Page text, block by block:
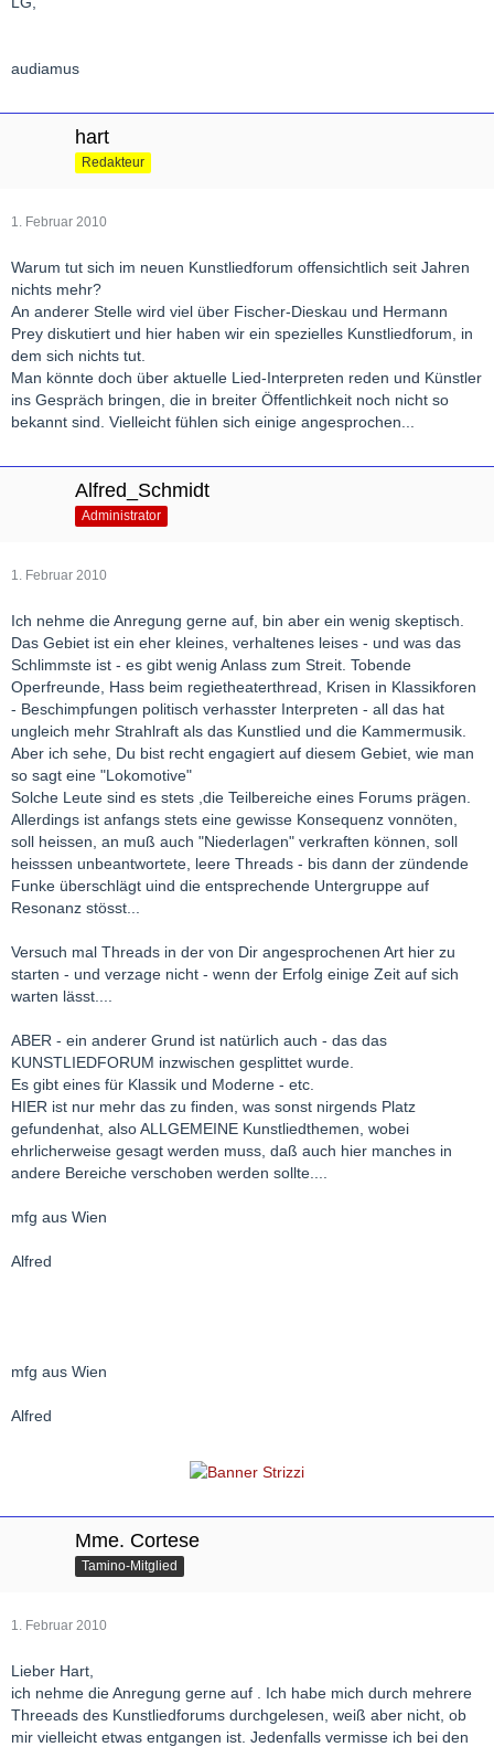
audiamus
hart
Redakteur
1. Februar 2010
Warum tut sich im neuen Kunstliedforum offensichtlich seit Jahren
nichts mehr?
An anderer Stelle wird viel über Fischer-Dieskau und Hermann
Prey diskutiert und hier haben wir ein spezielles Kunstliedforum, in
dem sich nichts tut.
Man könnte doch über aktuelle Lied-Interpreten reden und Künstler
ins Gespräch bringen, die in breiter Öffentlichkeit noch nicht so
bekannt sind. Vielleicht fühlen sich einige angesprochen...
Alfred_Schmidt
Administrator
1. Februar 2010
Ich nehme die Anregung gerne auf, bin aber ein wenig skeptisch.
Das Gebiet ist ein eher kleines, verhaltenes leises - und was das
Schlimmste ist - es gibt wenig Anlass zum Streit. Tobende
Operfreunde, Hass beim regietheaterthread, Krisen in Klassikforen
- Beschimpfungen politisch verhasster Interpreten - all das hat
ungleich mehr Strahlraft als das Kunstlied und die Kammermusik.
Aber ich sehe, Du bist recht engagiert auf diesem Gebiet, wie man
so sagt eine "Lokomotive"
Solche Leute sind es stets ,die Teilbereiche eines Forums prägen.
Allerdings ist anfangs stets eine gewisse Konsequenz vonnöten,
soll heissen, an muß auch "Niederlagen" verkraften können, soll
heisssen unbeantwortete, leere Threads - bis dann der zündende
Funke überschlägt uind die entsprechende Untergruppe auf
Resonanz stösst...
Versuch mal Threads in der von Dir angesprochenen Art hier zu
starten - und verzage nicht - wenn der Erfolg einige Zeit auf sich
warten lässt....
ABER - ein anderer Grund ist natürlich auch - das das
KUNSTLIEDFORUM inzwischen gesplittet wurde.
Es gibt eines für Klassik und Moderne - etc.
HIER ist nur mehr das zu finden, was sonst nirgends Platz
gefundenhat, also ALLGEMEINE Kunstliedthemen, wobei
ehrlicherweise gesagt werden muss, daß auch hier manches in
andere Bereiche verschoben werden sollte....
mfg aus Wien
Alfred
mfg aus Wien
Alfred
Mme. Cortese
Tamino-Mitglied
1. Februar 2010
Lieber Hart,
ich nehme die Anregung gerne auf . Ich habe mich durch mehrere
Threeads des Kunstliedforums durchgelesen, weiß aber nicht, ob
mir vielleicht etwas entgangen ist. Jedenfalls vermisse ich bei den